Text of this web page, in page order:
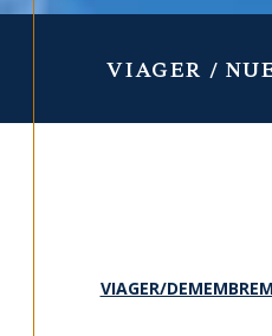
VIAGER /
VIAGER/